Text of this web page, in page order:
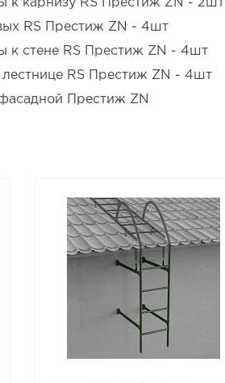
к карнизу RS Престиж ZN - 2шт
RS Престиж ZN - 4шт
к стене RS Престиж ZN - 4шт
RS Престиж ZN - 4шт
Престиж ZN